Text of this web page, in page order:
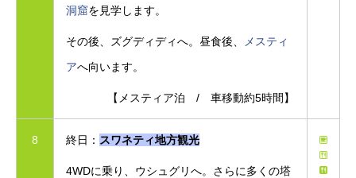
洞窟を見学します。
その後、ズグディディへ。昼食後、
メスティ
アへ向います。
【メスティア泊 / 車移動約5時間】
8 終日： スワネティ地方観光
4WDに乗り、ウシュグリへ。さらに多くの塔